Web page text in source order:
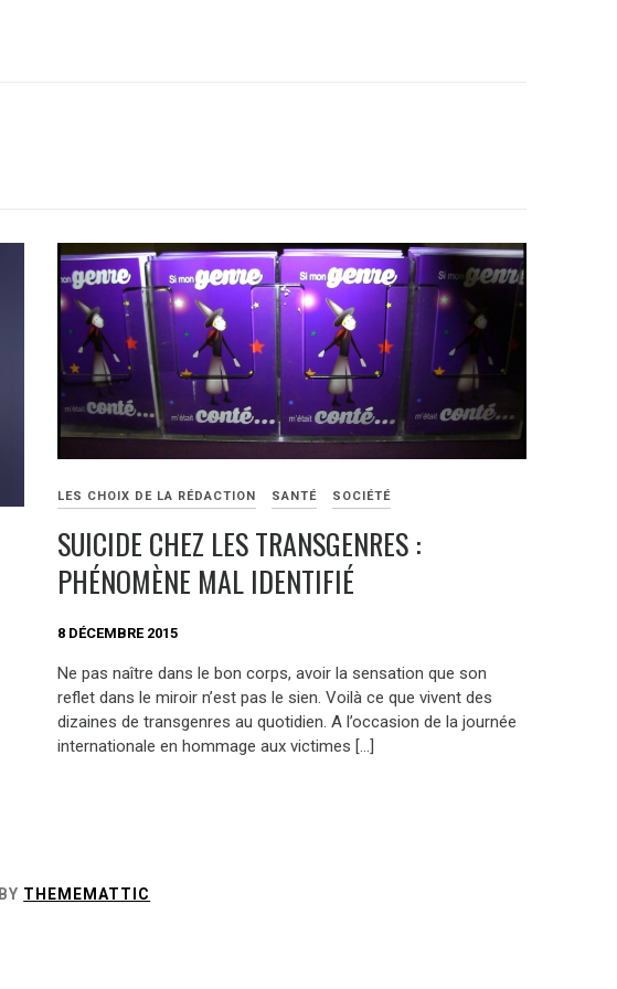
LES CHOIX DE LA RÉDACTION SANTÉ SOCIÉTÉ
SUICIDE CHEZ LES TRANSGENRES :
PHÉNOMÈNE MAL IDENTIFIÉ
8 DÉCEMBRE 2015
Ne pas naître dans le bon corps, avoir la sensation que son
reflet dans le miroir n’est pas le sien. Voilà ce que vivent des
dizaines de transgenres au quotidien. A l’occasion de la journée
internationale en hommage aux victimes […]
BY THEMEMATTIC